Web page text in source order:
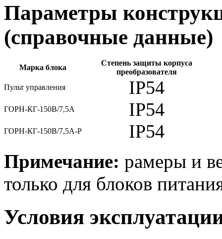
Параметры
(справочные данные)
Марка блока
Степень защиты корпуса
преобразователя
Пульт управления
IP54
ГОРН-КГ-150В/7,5А IP54
ГОРН-КГ-150В/7,5А-Р IP54
Примечание: рамеры и
только для блоков
Условия